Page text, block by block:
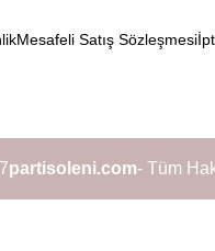
Mesafeli Satış Sözleşmesi
partisoleni.com- Tüm